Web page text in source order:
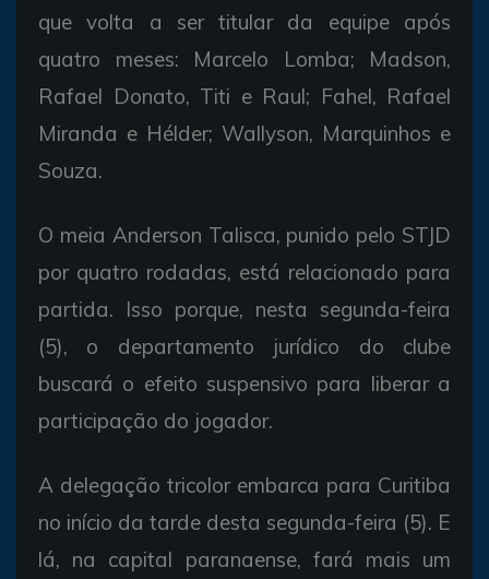
que volta a ser titular da equipe após
quatro meses: Marcelo Lomba; Madson,
Rafael Donato, Titi e Raul; Fahel, Rafael
Miranda e Hélder; Wallyson, Marquinhos e
Souza.
O meia Anderson Talisca, punido pelo STJD
por quatro rodadas, está relacionado para
partida. Isso porque, nesta segunda-feira
(5), o departamento jurídico do clube
buscará o efeito suspensivo para liberar a
participação do jogador.
A delegação tricolor embarca para Curitiba
no início da tarde desta segunda-feira (5). E
lá, na capital paranaense, fará mais um